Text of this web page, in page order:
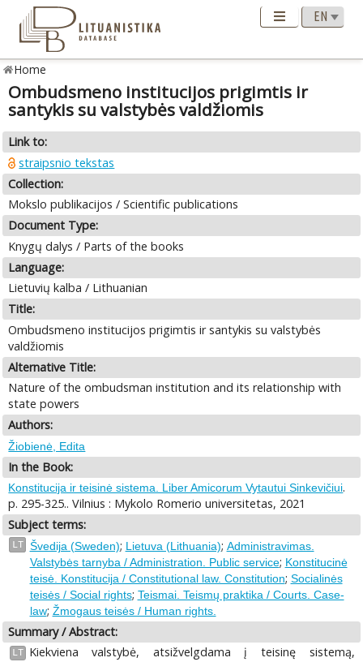
Home
Ombudsmeno institucijos prigimtis ir
santykis su valstybės valdžiomis
Link to:
straipsnio tekstas
Collection:
Mokslo publikacijos / Scientific publications
Document Type:
Knygų dalys / Parts of the books
Language:
Lietuvių kalba / Lithuanian
Title:
Ombudsmeno institucijos prigimtis ir santykis su valstybės
valdžiomis
Alternative Title:
Nature of the ombudsman institution and its relationship with
state powers
Authors:
Žiobienė, Edita
In the Book:
Konstitucija ir teisinė sistema. Liber Amicorum Vytautui Sinkevičiui.
p. 295-325.. Vilnius : Mykolo Romerio universitetas, 2021
Subject terms:
LT Švedija (Sweden); Lietuva (Lithuania); Administravimas.
Valstybės tarnyba / Administration. Public service; Konstitucinė
teisė. Konstitucija / Constitutional law. Constitution; Socialinės
teisės / Social rights; Teismai. Teismų praktika / Courts. Case-
law; Žmogaus teisės / Human rights.
Summary / Abstract:
LT
Kiekviena valstybė, atsižvelgdama į teisinę sistemą,